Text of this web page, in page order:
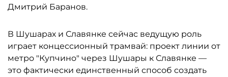
Дмитрий Баранов.
В Шушарах и Славянке сейчас ведущую роль
играет концессионный трамвай: проект линии от
метро "Купчино" через Шушары к Славянке —
это фактически единственный способ создать